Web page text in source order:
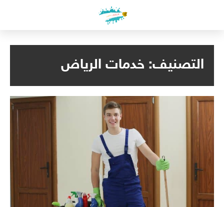
التصنيف: خدمات الرياض